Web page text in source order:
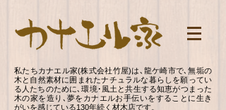
私たちカナエル家(株式会社竹屋)は､龍ケ崎市で､無垢の
木と自然素材に囲まれたナチュラルな暮らしを願ってい
る人たちのために､環境･風土と共生する知恵がつまった
木の家を造り､夢をカナエルお手伝いをすることに生き
がいを感じている130年続く材木店です。